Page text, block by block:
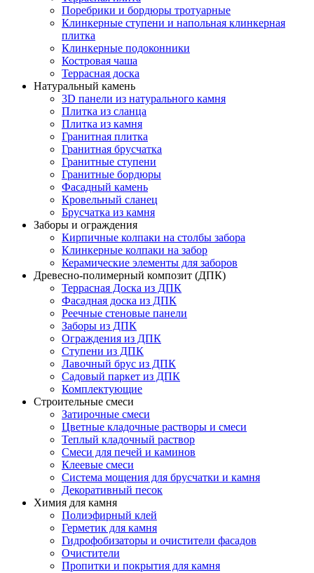
Поребрики и бордюры тротуарные
Клинкерные ступени и напольная клинкерная
плитка
Клинкерные подоконники
Костровая чаша
Террасная доска
Натуральный камень
3D панели из натурального камня
Плитка из сланца
Плитка из камня
Гранитная плитка
Гранитная брусчатка
Гранитные ступени
Гранитные бордюры
Фасадный камень
Кровельный сланец
Брусчатка из камня
Заборы и ограждения
Кирпичные колпаки на столбы забора
Клинкерные колпаки на забор
Керамические элементы для заборов
Древесно-полимерный композит (ДПК)
Террасная Доска из ДПК
Фасадная доска из ДПК
Реечные стеновые панели
Заборы из ДПК
Ограждения из ДПК
Ступени из ДПК
Лавочный брус из ДПК
Садовый паркет из ДПК
Комплектующие
Строительные смеси
Затирочные смеси
Цветные кладочные растворы и смеси
Теплый кладочный раствор
Смеси для печей и каминов
Клеевые смеси
Система мощения для брусчатки и камня
Декоративный песок
Химия для камня
Полиэфирный клей
Герметик для камня
Гидрофобизаторы и очистители фасадов
Очистители
Пропитки и покрытия для камня